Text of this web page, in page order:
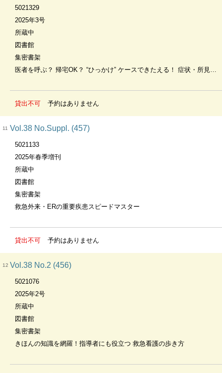
5021329
2025年3号
所蔵中
図書館
集密書架
医者を呼ぶ？ 帰宅OK？ “ひっかけ” ケースできたえる！ 症状・所見の見方
貸出不可 予約はありません
11 Vol.38 No.Suppl. (457)
5021133
2025年春季増刊
所蔵中
図書館
集密書架
救急外来・ERの重要疾患スピードマスター
貸出不可 予約はありません
12 Vol.38 No.2 (456)
5021076
2025年2号
所蔵中
図書館
集密書架
きほんの知識を網羅！指導者にも役立つ 救急看護の歩き方